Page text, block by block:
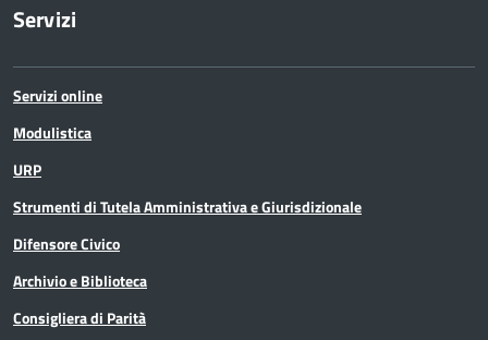
Servizi
Servizi online
Modulistica
URP
Strumenti di Tutela Amministrativa e Giurisdizionale
Difensore Civico
Archivio e Biblioteca
Consigliera di Parità